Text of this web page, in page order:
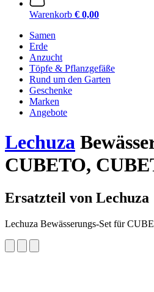
Warenkorb € 0,00
Samen
Erde
Anzucht
Töpfe & Pflanzgefäße
Rund um den Garten
Geschenke
Marken
Angebote
Lechuza
CUBETO,
Ersatzteil von Lechuza
Lechuza Bewässerungs-Set für